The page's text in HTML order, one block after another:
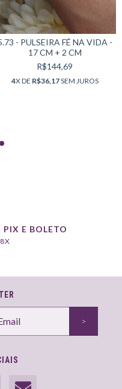
- PULSEIRA FÉ NA VIDA -
17 CM + 2 CM
R$144,69
4X DE R$36,17SEM JUROS
E BOLETO